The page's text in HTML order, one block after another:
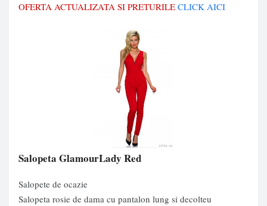
OFERTA ACTUALIZATA SI PRETURILE CLICK AICI
Salopeta GlamourLady Red
Salopete de ocazie
Salopeta rosie de dama cu pantalon lung si decolteu